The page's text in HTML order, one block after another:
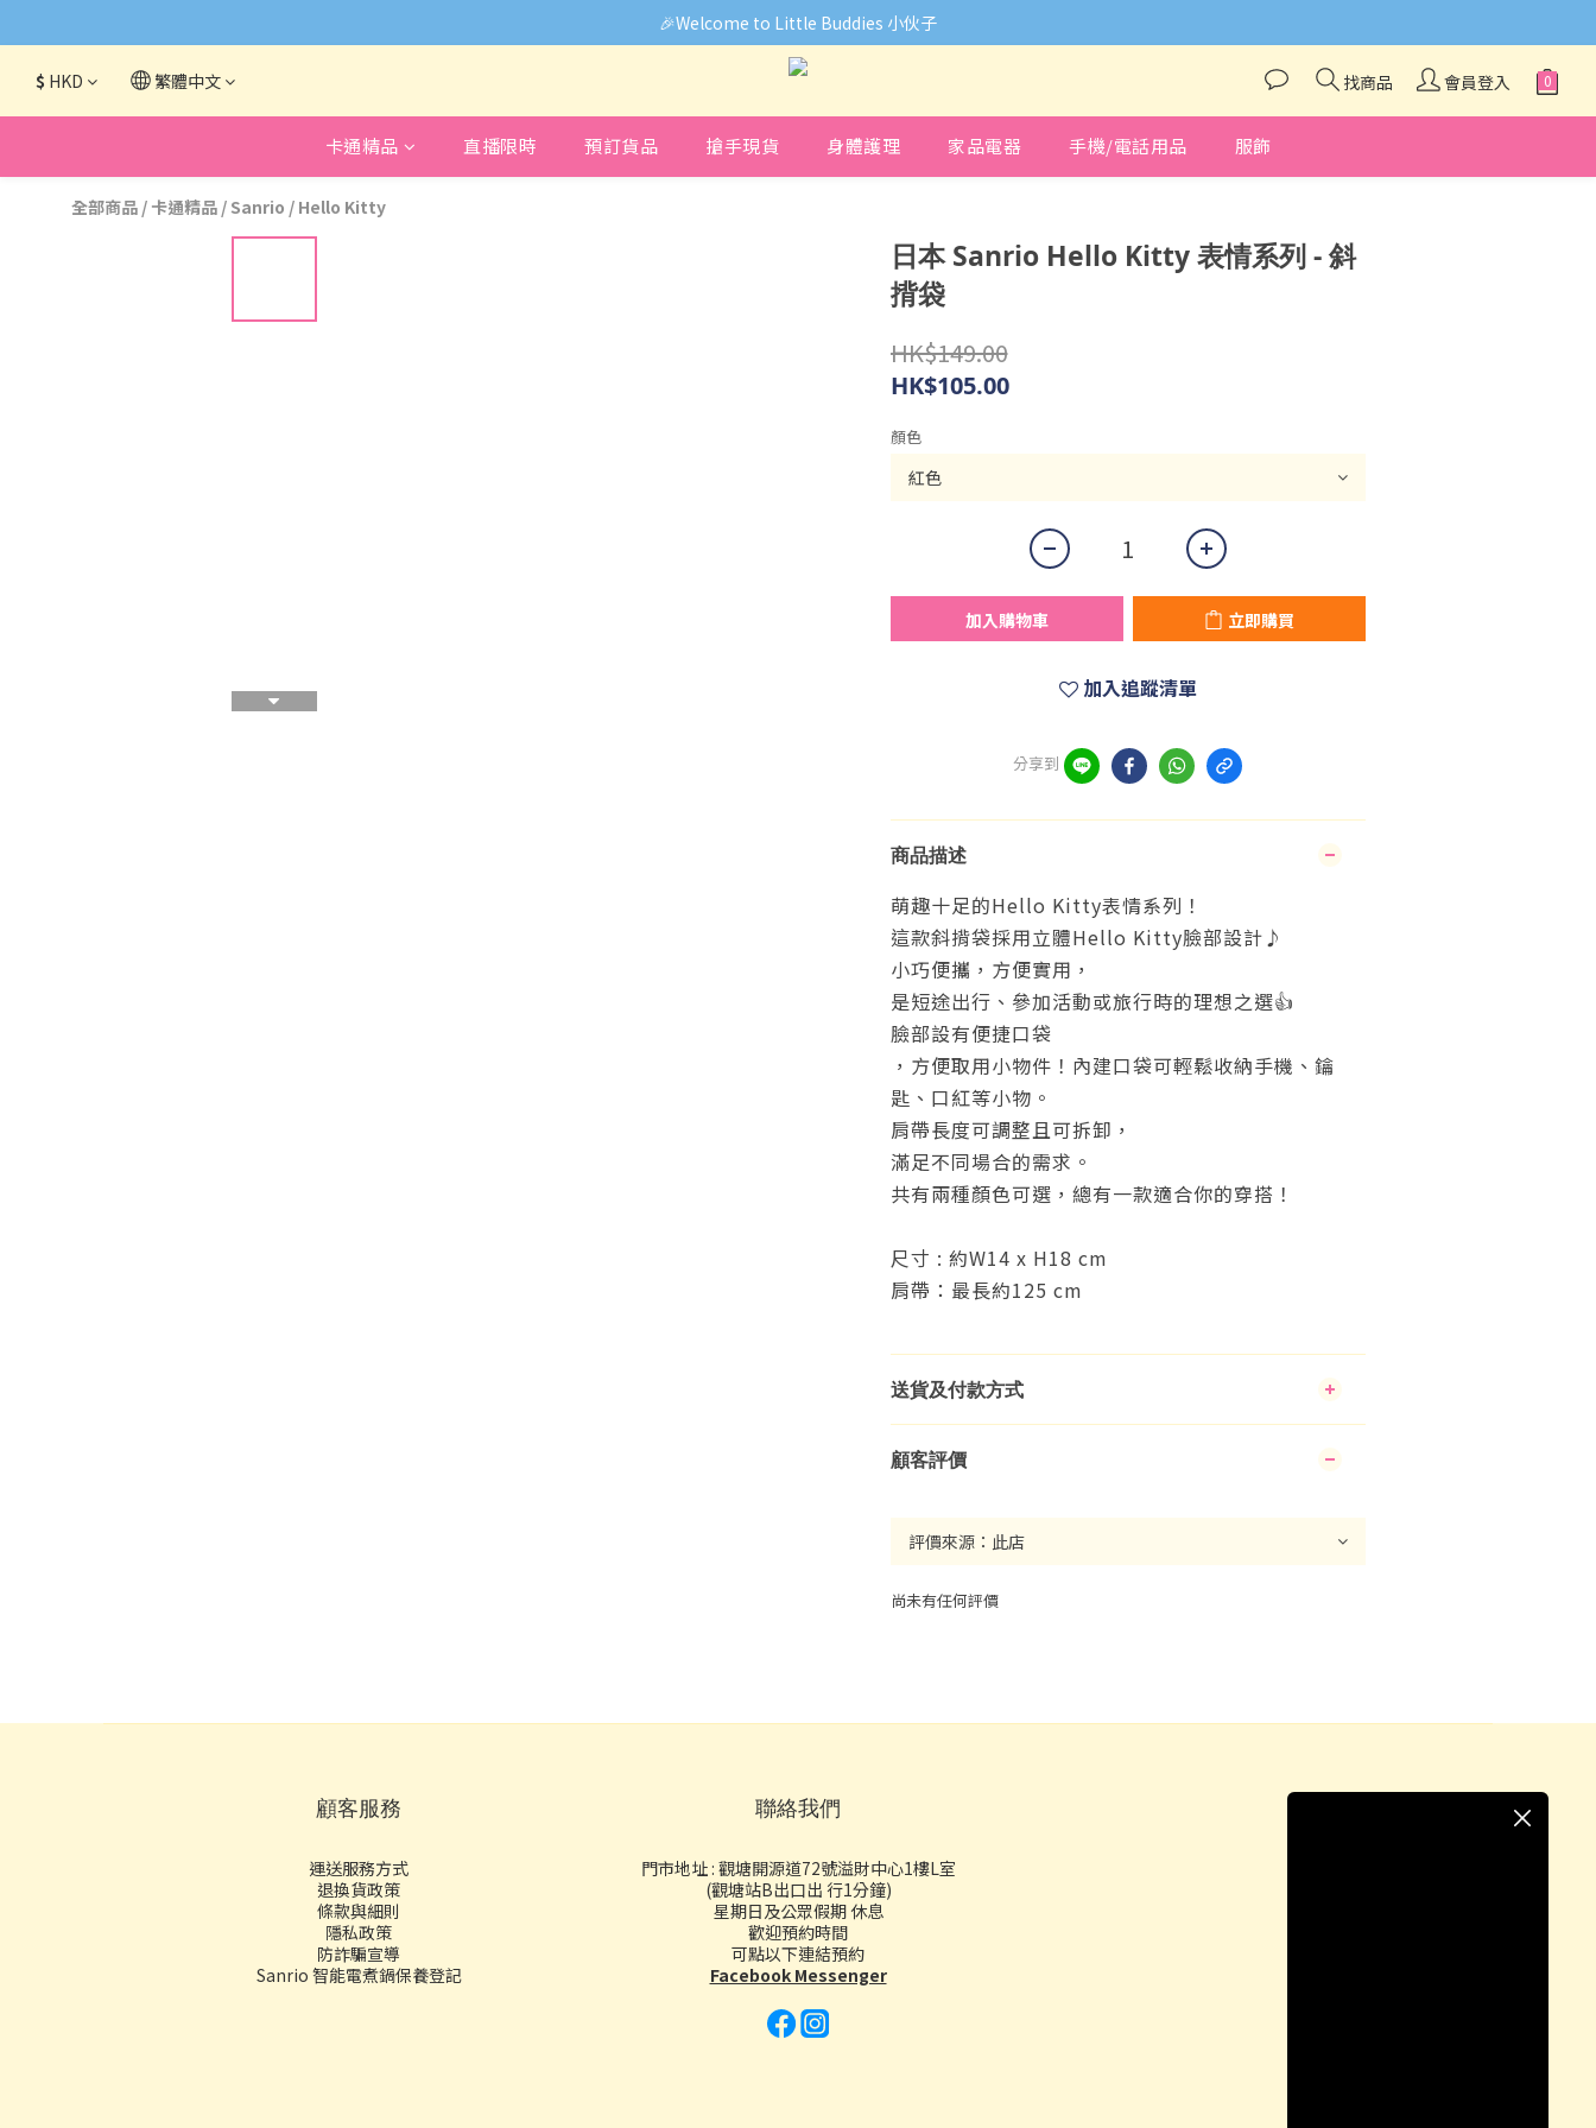
🎉Welcome to Little Buddies 小伙子
🎉Welcome to Little Buddies 小伙子
網頁系統升級中，部份貨品價錢未能正確顯示🙏下單前可先Facebook Messenger與我們聯絡❤️
🎉Welcome to Little Buddies 小伙子
$ HKD 繁體中文 找商品 會員登入
卡通精品 直播限時 預訂貨品 搶手現貨 身體護理 家品電器 手機/電話用品 服飾
全部商品 / 卡通精品 / Sanrio / Hello Kitty
日本 Sanrio Hello Kitty 表情系列 - 斜
揹袋
HK$149.00
HK$105.00
顏色
加入購物車 立即購買
加入追蹤清單
分享到
商品描述
萌趣十足的Hello Kitty表情系列！
這款斜揹袋採用立體Hello Kitty臉部設計♪
小巧便攜，方便實用，
是短途出行、參加活動或旅行時的理想之選👍
臉部設有便捷口袋
，方便取用小物件！內建口袋可輕鬆收納手機、鑰
匙、口紅等小物。
肩帶長度可調整且可拆卸，
滿足不同場合的需求。
共有兩種顏色可選，總有一款適合你的穿搭！
尺寸 : 約W14 x H18 cm
肩帶：最長約125 cm
送貨及付款方式
顧客評價
尚未有任何評價
顧客服務
運送服務方式
退換貨政策
條款與細則
隱私政策
防詐騙宣導
Sanrio 智能電煮鍋保養登記
聯絡我們
門市地址 : 觀塘開源道72號溢財中心1樓L室
(觀塘站B出口出 行1分鐘)
星期日及公眾假期 休息
歡迎預約時間
可點以下連結預約
Facebook Messenger